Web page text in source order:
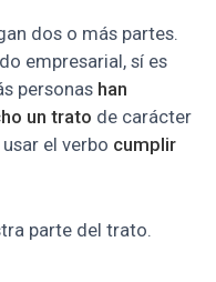
dos o más partes.
empresarial, sí es
personas han
un trato de carácter
el verbo cumplir
parte del trato.